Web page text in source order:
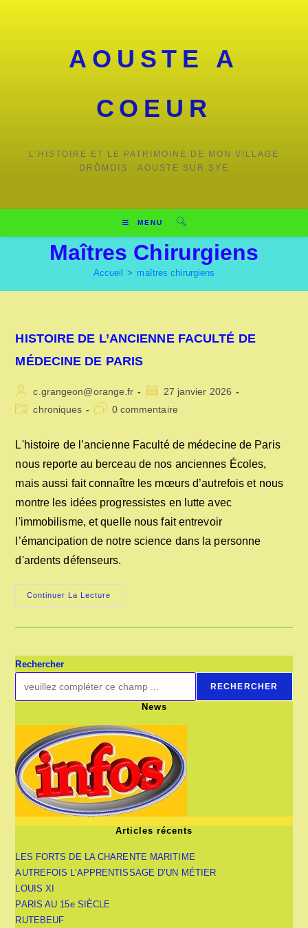
AOUSTE A
COEUR
L’HISTOIRE ET LE PATRIMOINE DE MON VILLAGE
DRÔMOIS : AOUSTE SUR SYE
MENU
Maîtres Chirurgiens
Accueil > maîtres chirurgiens
HISTOIRE DE L’ANCIENNE FACULTÉ DE
MÉDECINE DE PARIS
Auteur/autrice
de
c.grangeon@orange.fr
Publication
publiée :
27 janvier 2026
Postchroniques
Commentaires
publication :
0 commentaire
L'histoire de l’ancienne Faculté de médecine de Paris
nous reporte au berceau de nos anciennes Écoles,
mais aussi fait connaître les mœurs d’autrefois et nous
montre les idées progressistes en lutte avec
l'immobilisme, et quelle nous fait entrevoir
l’émancipation de notre science dans la personne
d'ardents défenseurs.
Continuer La Lecture
DE
DE
Rechercher
RECHERCHER
News
Articles récents
LES FORTS DE LA CHARENTE MARITIME
AUTREFOIS L’APPRENTISSAGE D’UN MÉTIER
LOUIS XI
PARIS AU 15e SIÈCLE
RUTEBEUF